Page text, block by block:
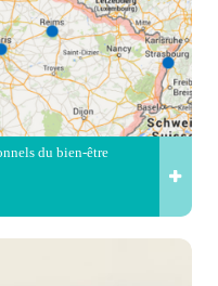
du bien-être